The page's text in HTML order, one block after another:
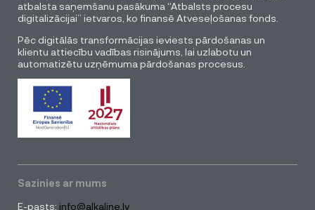
atbalsta saņemšanu pasākuma “Atbalsts procesu
digitalizācijai” ietvaros, ko finansē Atveseļošanas fonds.
Pēc digitālās transformācijas ieviests pārdošanas un
klientu attiecību vadības risinājums, lai uzlabotu un
automatizētu uzņēmuma pārdošanas procesus.
Sazinies ar mums
E-pasts: info@alkaline.lv